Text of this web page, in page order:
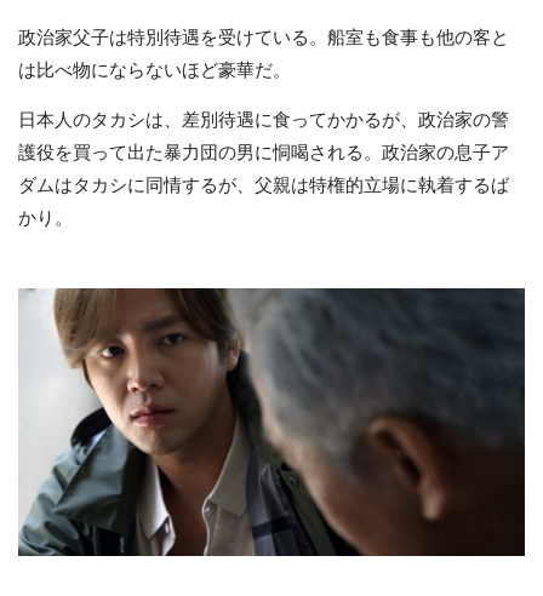
政治家父子は特別待遇を受けている。船室も食事も他の客と
は比べ物にならないほど豪華だ。
日本人のタカシは、差別待遇に食ってかかるが、政治家の警
護役を買って出た暴力団の男に恫喝される。政治家の息子ア
ダムはタカシに同情するが、父親は特権的立場に執着するば
かり。